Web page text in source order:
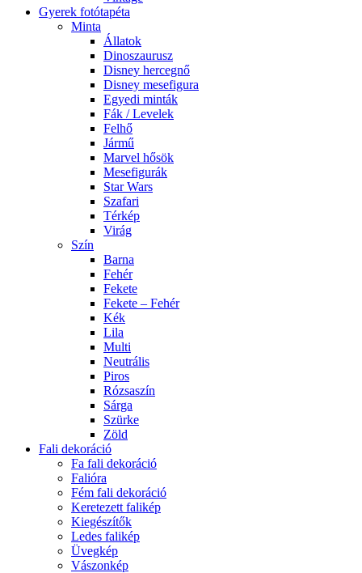
Gyerek fotótapéta
Minta
Állatok
Dinoszaurusz
Disney hercegnő
Disney mesefigura
Egyedi minták
Fák / Levelek
Felhő
Jármű
Marvel hősök
Mesefigurák
Star Wars
Szafari
Térkép
Virág
Szín
Barna
Fehér
Fekete
Fekete – Fehér
Kék
Lila
Multi
Neutrális
Piros
Rózsaszín
Sárga
Szürke
Zöld
Fali dekoráció
Fa fali dekoráció
Falióra
Fém fali dekoráció
Keretezett falikép
Kiegészítők
Ledes falikép
Üvegkép
Vászonkép